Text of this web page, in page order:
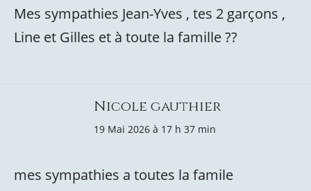
Mes sympathies Jean-Yves , tes 2 garçons ,
Line et Gilles et à toute la famille ??
Nicole gauthier
19 Mai 2026 à 17 h 37 min
mes sympathies a toutes la famile